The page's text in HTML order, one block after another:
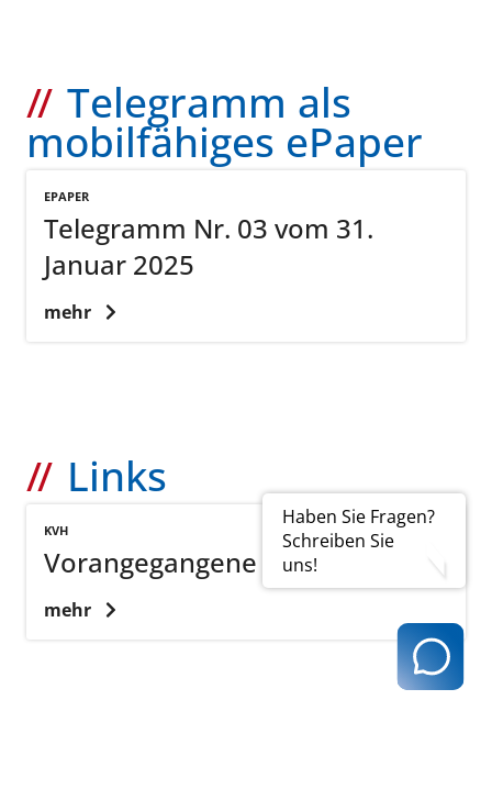
Haben Sie Fragen?
Schreiben Sie
uns!
Telegramm als
mobilfähiges ePaper
EPAPER
Telegramm Nr. 03 vom 31.
Januar 2025
mehr
Links
KVH
Vorangegangene Telegramme
mehr